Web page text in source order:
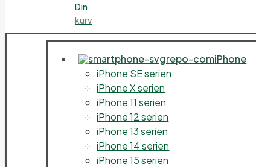
Din
kurv
iPhone
iPhone SE serien
iPhone X serien
iPhone 11 serien
iPhone 12 serien
iPhone 13 serien
iPhone 14 serien
iPhone 15 serien